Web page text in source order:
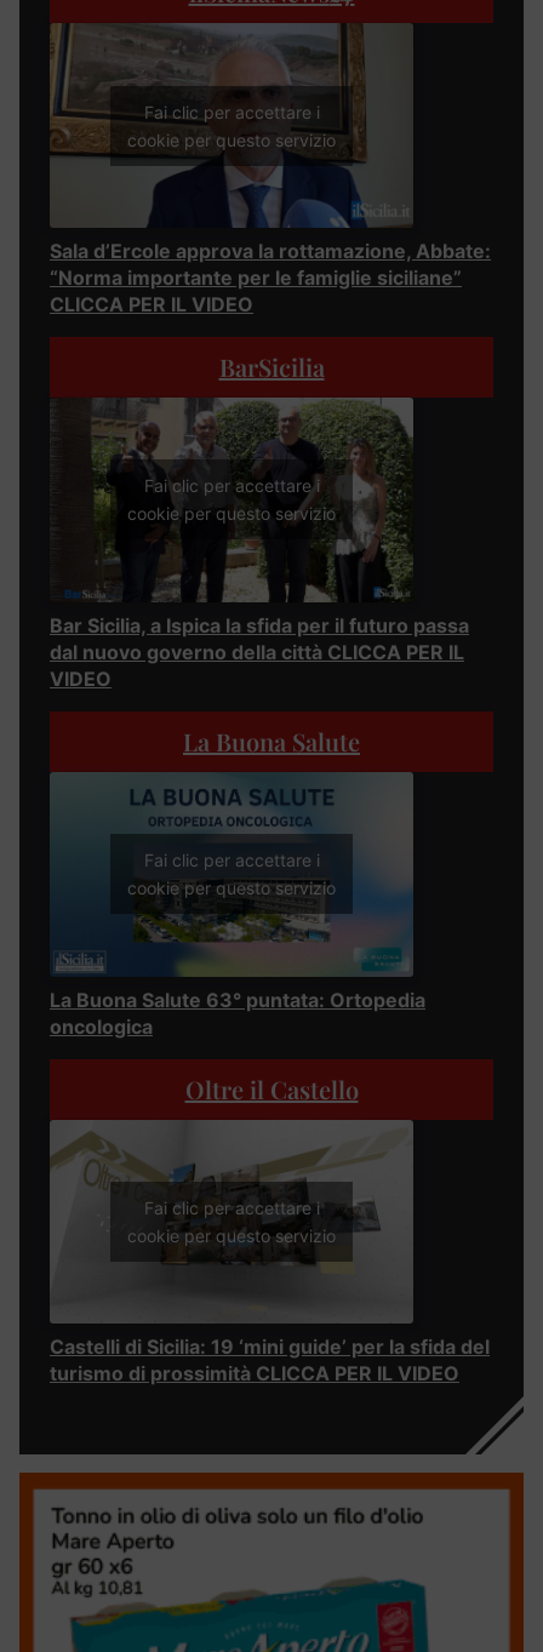
Fai clic per accettare i
cookie per questo servizio
Sala d’Ercole approva la rottamazione, Abbate:
“Norma importante per le famiglie siciliane”
CLICCA PER IL VIDEO
BarSicilia
Fai clic per accettare i
cookie per questo servizio
Bar Sicilia, a Ispica la sfida per il futuro passa
dal nuovo governo della città CLICCA PER IL
VIDEO
La Buona Salute
Fai clic per accettare i
cookie per questo servizio
La Buona Salute 63° puntata: Ortopedia
oncologica
Oltre il Castello
Fai clic per accettare i
cookie per questo servizio
Castelli di Sicilia: 19 ‘mini guide’ per la sfida del
turismo di prossimità CLICCA PER IL VIDEO